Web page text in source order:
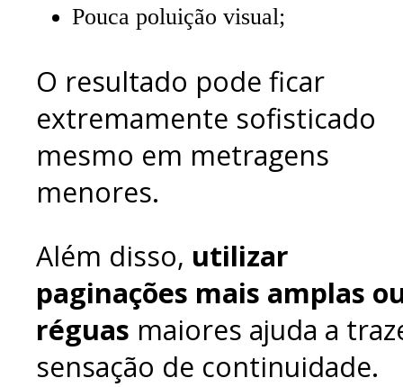
Pouca poluição visual;
O resultado pode ficar
extremamente sofisticado
mesmo em metragens
menores.
Além disso, utilizar
paginações mais amplas
réguas maiores ajuda a
sensação de continuidade.